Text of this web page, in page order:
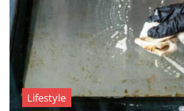
Lifestyle